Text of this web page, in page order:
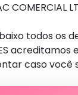
todos os
caso